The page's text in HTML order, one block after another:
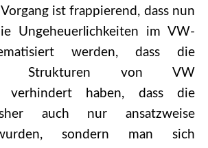
ist frappierend, dass nun
Ungeheuerlichkeiten im VW-
werden, dass die
Strukturen von VW
verhindert haben, dass die
auch nur ansatzweise
sondern man sich